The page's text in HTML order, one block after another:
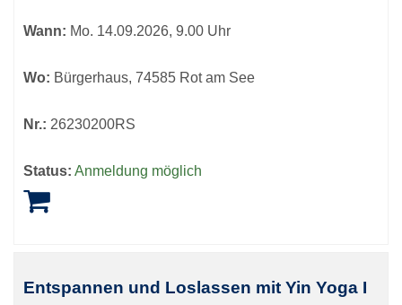
Wann: Mo. 14.09.2026, 9.00 Uhr
Wo: Bürgerhaus, 74585 Rot am See
Nr.: 26230200RS
Status: Anmeldung möglich
Entspannen und Loslassen mit Yin Yoga I